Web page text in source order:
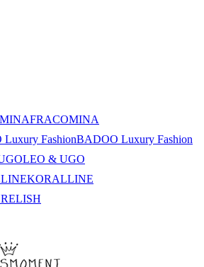
FRACOMINA
BADOO Luxury Fashion
LEO & UGO
KORALLINE
RELISH